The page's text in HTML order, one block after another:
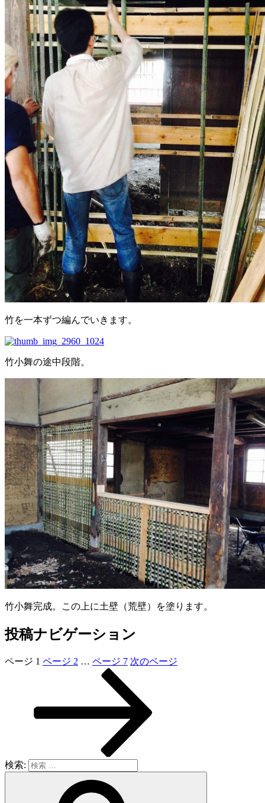
竹を一本ずつ編んでいきます。
竹小舞の途中段階。
竹小舞完成。この上に土壁（荒壁）を塗ります。
投稿ナビゲーション
ページ 1 ページ 2 … ページ 7 次のページ
検索: